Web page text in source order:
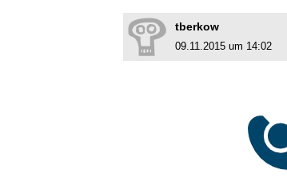
tberkow
09.11.2015 um 14:02